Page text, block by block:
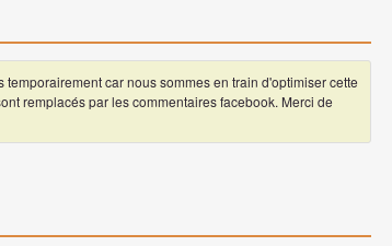
car nous sommes en train d'optimiser cette
remplacés par les commentaires facebook. Merci de